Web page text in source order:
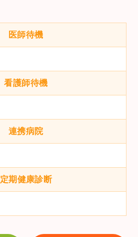
医師待機
看護師待機
連携病院
定期健康診断